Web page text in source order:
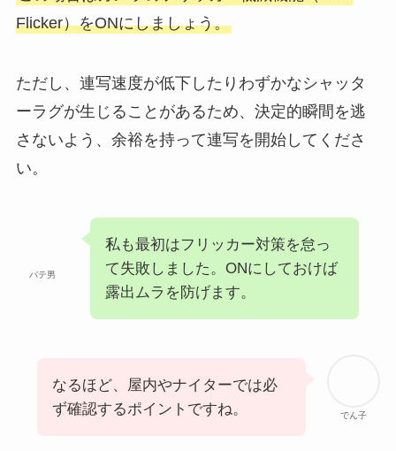
Flicker）をONにしましょう。
ただし、連写速度が低下したりわずかなシャッタ
ーラグが生じることがあるため、決定的瞬間を逃
さないよう、余裕を持って連写を開始してくださ
い。
バテ男
私も最初はフリッカー対策を怠っ
て失敗しました。ONにしておけば
露出ムラを防げます。
でん子
なるほど、屋内やナイターでは必
ず確認するポイントですね。